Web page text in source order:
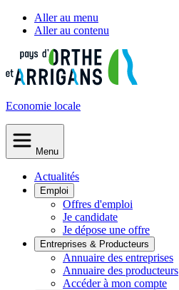
Aller au menu
Aller au contenu
Economie locale
Menu
Actualités
Emploi
Offres d'emploi
Je candidate
Je dépose une offre
Entreprises & Producteurs
Annuaire des entreprises
Annuaire des producteurs
Accéder à mon compte